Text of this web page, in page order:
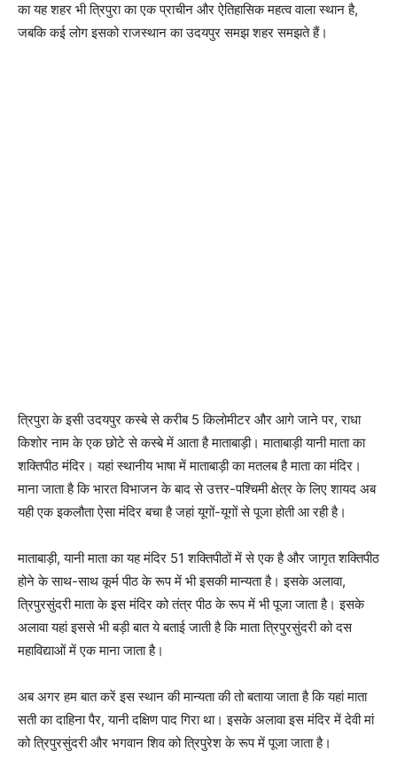
का यह शहर भी त्रिपुरा का एक प्राचीन और ऐतिहासिक महत्व वाला स्थान है,
जबकि कई लोग इसको राजस्थान का उदयपुर समझ शहर समझते हैं।
त्रिपुरा के इसी उदयपुर कस्बे से करीब 5 किलोमीटर और आगे जाने पर, राधा
किशोर नाम के एक छोटे से कस्बे में आता है माताबाड़ी। माताबाड़ी यानी माता का
शक्तिपीठ मंदिर। यहां स्थानीय भाषा में माताबाड़ी का मतलब है माता का मंदिर।
माना जाता है कि भारत विभाजन के बाद से उत्तर-पश्चिमी क्षेत्र के लिए शायद अब
यही एक इकलौता ऐसा मंदिर बचा है जहां यूगों-यूगों से पूजा होती आ रही है।
माताबाड़ी, यानी माता का यह मंदिर 51 शक्तिपीठों में से एक है और जागृत शक्तिपीठ
होने के साथ-साथ कूर्म पीठ के रूप में भी इसकी मान्यता है। इसके अलावा,
त्रिपुरसुंदरी माता के इस मंदिर को तंत्र पीठ के रूप में भी पूजा जाता है। इसके
अलावा यहां इससे भी बड़ी बात ये बताई जाती है कि माता त्रिपुरसुंदरी को दस
महाविद्याओं में एक माना जाता है।
अब अगर हम बात करें इस स्थान की मान्यता की तो बताया जाता है कि यहां माता
सती का दाहिना पैर, यानी दक्षिण पाद गिरा था। इसके अलावा इस मंदिर में देवी मां
को त्रिपुरसुंदरी और भगवान शिव को त्रिपुरेश के रूप में पूजा जाता है।